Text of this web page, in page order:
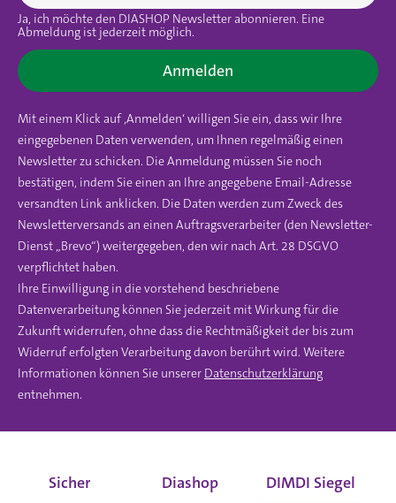
Ja, ich möchte den DIASHOP Newsletter abonnieren. Eine
Abmeldung ist jederzeit möglich.
Anmelden
Mit einem Klick auf ‚Anmelden‘ willigen Sie ein, dass wir Ihre
eingegebenen Daten verwenden, um Ihnen regelmäßig einen
Newsletter zu schicken. Die Anmeldung müssen Sie noch
bestätigen, indem Sie einen an Ihre angegebene Email-Adresse
versandten Link anklicken. Die Daten werden zum Zweck des
Newsletterversands an einen Auftragsverarbeiter (den Newsletter-
Dienst „Brevo“) weitergegeben, den wir nach Art. 28 DSGVO
verpflichtet haben.
Ihre Einwilligung in die vorstehend beschriebene
Datenverarbeitung können Sie jederzeit mit Wirkung für die
Zukunft widerrufen, ohne dass die Rechtmäßigkeit der bis zum
Widerruf erfolgten Verarbeitung davon berührt wird. Weitere
Informationen können Sie unserer Datenschutzerklärung
entnehmen.
Sicher
Diashop
DIMDI Siegel